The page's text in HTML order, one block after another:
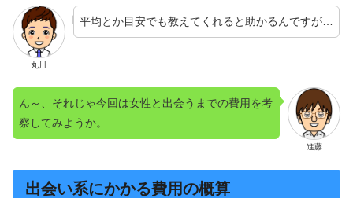
丸川
平均とか目安でも教えてくれると助かるんですが…
進藤
ん～、それじゃ今回は女性と出会うまでの費用を考
察してみようか。
出会い系にかかる費用の概算